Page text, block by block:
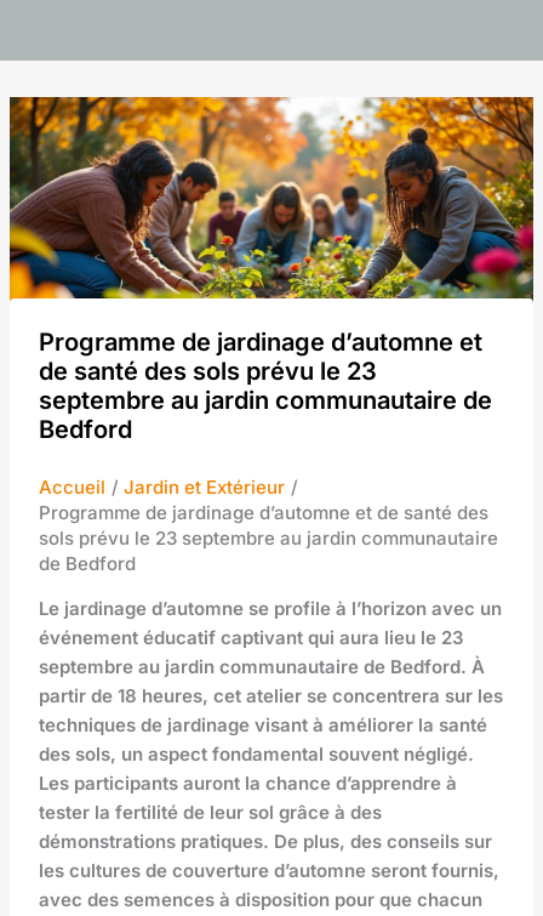
Programme de jardinage d’automne et
de santé des sols prévu le 23
septembre au jardin communautaire de
Bedford
Accueil
Jardin et Extérieur
Programme de jardinage d’automne et de santé des
sols prévu le 23 septembre au jardin communautaire
de Bedford
Le jardinage d’automne se profile à l’horizon avec un
événement éducatif captivant qui aura lieu le 23
septembre au jardin communautaire de Bedford. À
partir de 18 heures, cet atelier se concentrera sur les
techniques de jardinage visant à améliorer la santé
des sols, un aspect fondamental souvent négligé.
Les participants auront la chance d’apprendre à
tester la fertilité de leur sol grâce à des
démonstrations pratiques. De plus, des conseils sur
les cultures de couverture d’automne seront fournis,
avec des semences à disposition pour que chacun